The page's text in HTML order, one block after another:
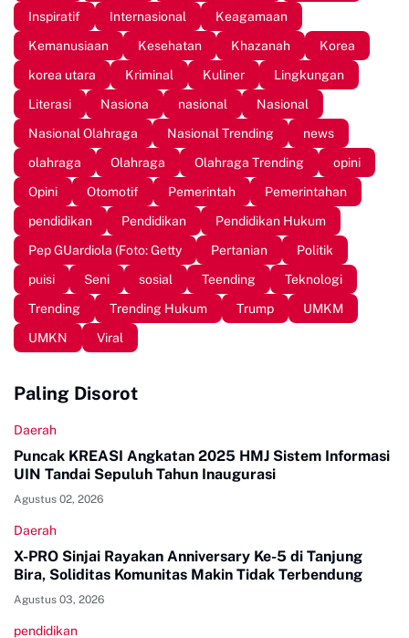
Inspiratif
Internasional
Keagamaan
Kemanusiaan
Kesehatan Khazanah
Korea
korea utara
Kriminal Kuliner
Lingkungan
Literasi
Nasiona nasional
Nasional
Nasional Olahraga
Nasional Trending
news
olahraga
Olahraga Olahraga Trending
opini
Opini
Otomotif Pemerintah
Pemerintahan
pendidikan
Pendidikan
Pendidikan Hukum
Pep GUardiola (Foto: Getty
Pertanian
Politik
puisi
Seni sosial Teending
Teknologi
Trending
Trending Hukum Trump
UMKM
UMKN
Viral
Paling Disorot
Daerah
Puncak KREASI Angkatan 2025 HMJ Sistem Informasi
UIN Tandai Sepuluh Tahun Inaugurasi
Agustus 02, 2026
Daerah
X-PRO Sinjai Rayakan Anniversary Ke-5 di Tanjung
Bira, Soliditas Komunitas Makin Tidak Terbendung
Agustus 03, 2026
pendidikan